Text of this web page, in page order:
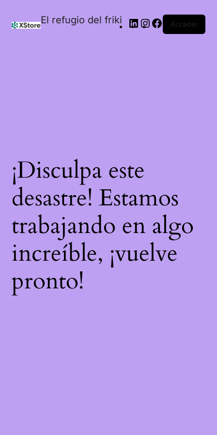
El refugio del friki Acceder
¡Disculpa este
desastre! Estamos
trabajando en algo
increíble, ¡vuelve
pronto!